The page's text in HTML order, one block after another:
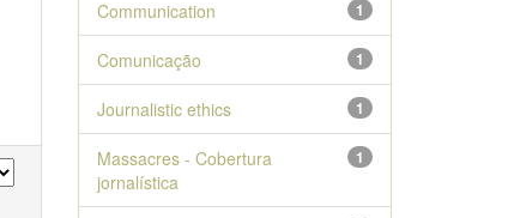
1
Communication
1
Comunicação
1
Journalistic ethics
1
Massacres - Cobertura
jornalística